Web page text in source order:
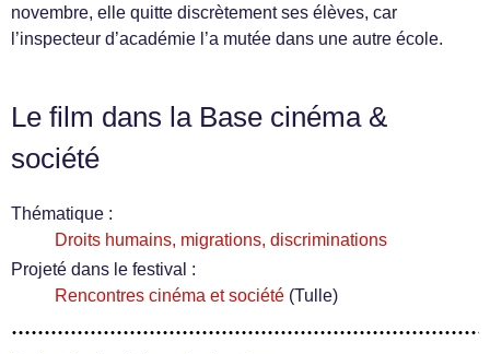
novembre, elle quitte discrètement ses élèves, car
l’inspecteur d’académie l’a mutée dans une autre école.
Le film dans la Base cinéma &
société
Thématique :
Droits humains, migrations, discriminations
Projeté dans le festival :
Rencontres cinéma et société (Tulle)